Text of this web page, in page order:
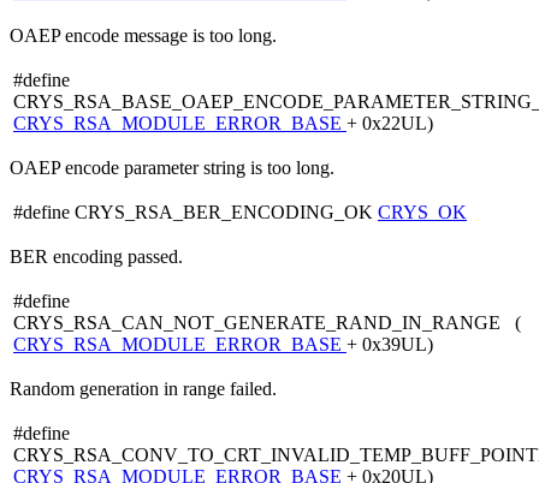
OAEP encode message is too long.
#define
CRYS_RSA_MODULE_ERROR_BASE + 0x22UL)
OAEP encode parameter string is too long.
#define CRYS_RSA_BER_ENCODING_OK CRYS_OK
BER encoding passed.
#define
CRYS_RSA_CAN_NOT_GENERATE_RAND_IN_RANGE (
CRYS_RSA_MODULE_ERROR_BASE + 0x39UL)
Random generation in range failed.
#define
CRYS_RSA_MODULE_ERROR_BASE + 0x20UL)